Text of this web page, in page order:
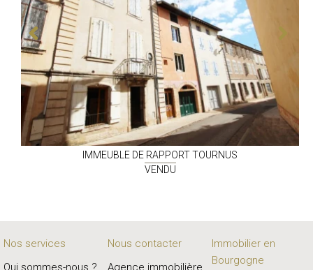
IMMEUBLE DE RAPPORTTOURNUS
VENDU
Nos services
Qui sommes-nous ?
Nous contacter
Agence immobilière
Immobilier en
Bourgogne